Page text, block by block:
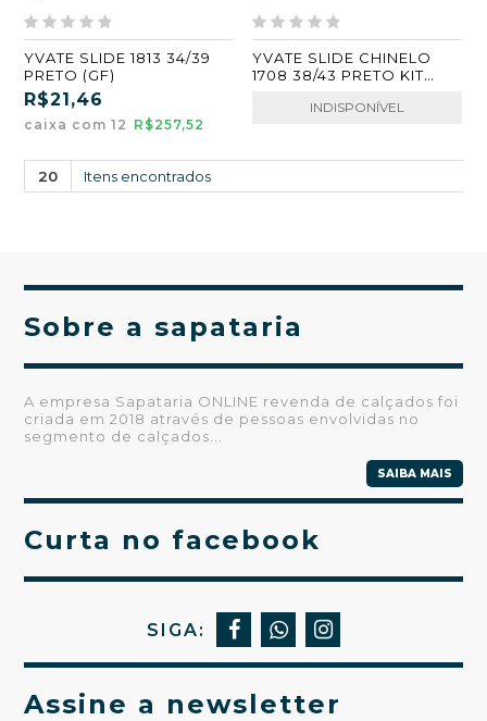
YVATE SLIDE 1813 34/39
PRETO (GF)
R$21,46
caixa com 12 R$257,52
YVATE SLIDE CHINELO
1708 38/43 PRETO KIT
INDISPONÍVEL
20 Itens encontrados
Sobre a sapataria
A empresa Sapataria ONLINE revenda de calçados foi
criada em 2018 através de pessoas envolvidas no
segmento de calçados...
SAIBA MAIS
Curta no facebook
SIGA:
Assine a newsletter